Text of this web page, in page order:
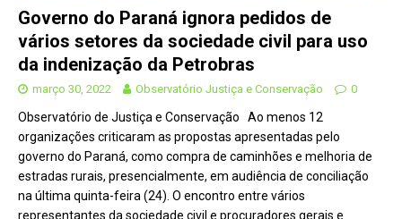
Governo do Paraná ignora pedidos de
vários setores da sociedade civil para uso
da indenização da Petrobras
março 30, 2022 Observatório Justiça e Conservação 0
Observatório de Justiça e Conservação Ao menos 12
organizações criticaram as propostas apresentadas pelo
governo do Paraná, como compra de caminhões e melhoria de
estradas rurais, presencialmente, em audiência de conciliação
na última quinta-feira (24). O encontro entre vários
representantes da sociedade civil e procuradores gerais e